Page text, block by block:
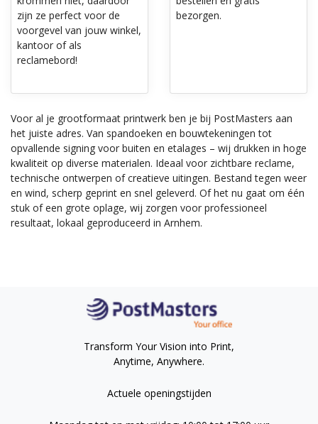
zijn ze perfect voor de
voorgevel van jouw winkel,
kantoor of als
reclamebord!
bezorgen.
Voor al je grootformaat printwerk ben je bij PostMasters aan
het juiste adres. Van spandoeken en bouwtekeningen tot
opvallende signing voor buiten en etalages – wij drukken in hoge
kwaliteit op diverse materialen. Ideaal voor zichtbare reclame,
technische ontwerpen of creatieve uitingen. Bestand tegen weer
en wind, scherp geprint en snel geleverd. Of het nu gaat om één
stuk of een grote oplage, wij zorgen voor professioneel
resultaat, lokaal geproduceerd in Arnhem.
Transform Your Vision into Print,
Anytime, Anywhere.
Actuele openingstijden